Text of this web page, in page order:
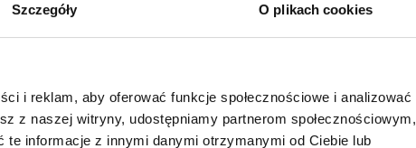
Szczegóły O plikach cookies
i reklam, aby oferować funkcje społecznościowe i analizować
z naszej witryny, udostępniamy partnerom społecznościowym,
informacje z innymi danymi otrzymanymi od Ciebie lub